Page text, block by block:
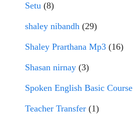
Setu (8)
shaley nibandh (29)
Shaley Prarthana Mp3 (16)
Shasan nirnay (3)
Spoken English Basic Course
Teacher Transfer (1)